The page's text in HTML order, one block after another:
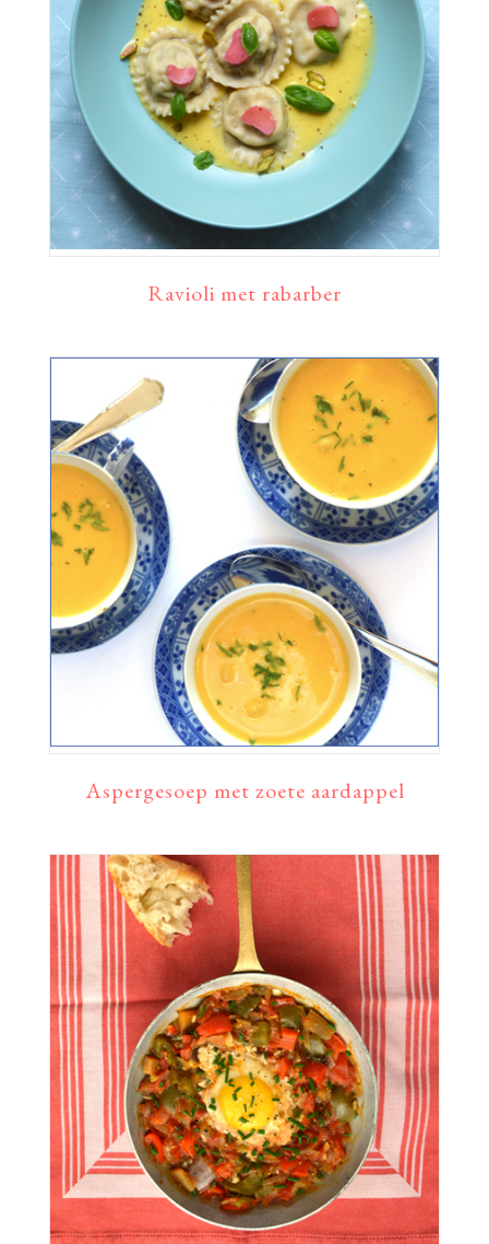
Ravioli met rabarber
Aspergesoep met zoete aardappel